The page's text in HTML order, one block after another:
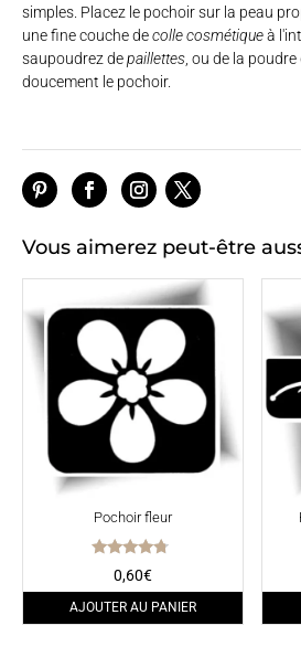
simples. Placez le pochoir sur la peau
une fine couche decolle cosmétiqueà
saupoudrez depaillettes, ou de la
doucement le pochoir.
Vous aimerez peut-être
Pochoir fleur
Note
4.50
sur 5
0,60€
AJOUTER AU PANIER